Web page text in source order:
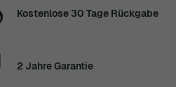
Kostenlose 30 Tage Rückgabe
2 Jahre Garantie